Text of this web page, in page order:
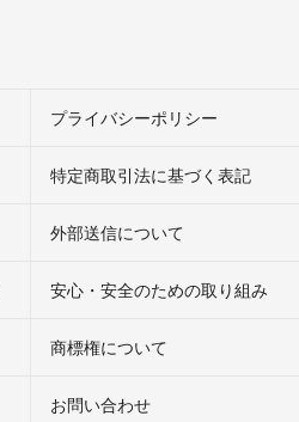
プライバシーポリシー
特定商取引法に基づく表記
外部送信について
安心・安全のための取り組み
商標権について
お問い合わせ